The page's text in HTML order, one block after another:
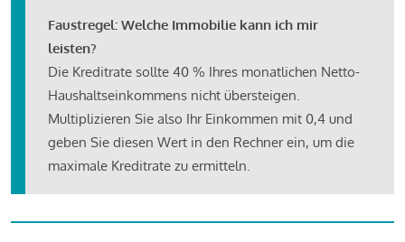
Faustregel: Welche Immobilie kann ich mir
leisten?
Die Kreditrate sollte 40 % Ihres monatlichen Netto-
Haushaltseinkommens nicht übersteigen.
Multiplizieren Sie also Ihr Einkommen mit 0,4 und
geben Sie diesen Wert in den Rechner ein, um die
maximale Kreditrate zu ermitteln.